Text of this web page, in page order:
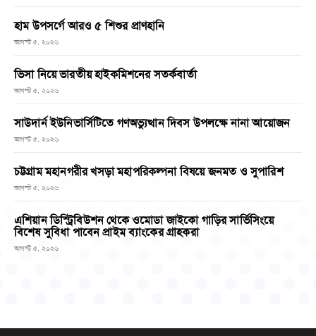
হাম উপসর্গে আরও ৫ শিশুর প্রাণহানি
আগস্ট ৫, ২০২৬
ভিসা নিয়ে ভারতীয় হাইকমিশনের সতর্কবার্তা
আগস্ট ৫, ২০২৬
সাউদার্ন ইউনিভার্সিটিতে গণঅভ্যুত্থান দিবস উপলক্ষে নানা আয়োজন
আগস্ট ৫, ২০২৬
চট্টগ্রাম মহানগরীর খসড়া মহাপরিকল্পনা বিষয়ে জনমত ও সুপারিশ
আগস্ট ৫, ২০২৬
এশিয়ান ডিস্ট্রিবিউশন থেকে ওমোডা জাইকো গাড়ির সার্ভিসিংয়ে
বিশেষ সুবিধা পাবেন প্রাইম ব্যাংকের গ্রাহকরা
আগস্ট ৫, ২০২৬